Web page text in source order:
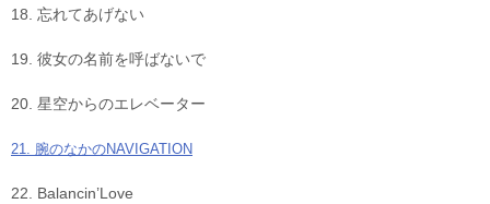
18. 忘れてあげない
19. 彼女の名前を呼ばないで
20. 星空からのエレベーター
21. 腕のなかのNAVIGATION
22. Balancin’Love